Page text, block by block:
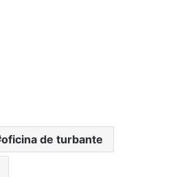
oficina de turbante